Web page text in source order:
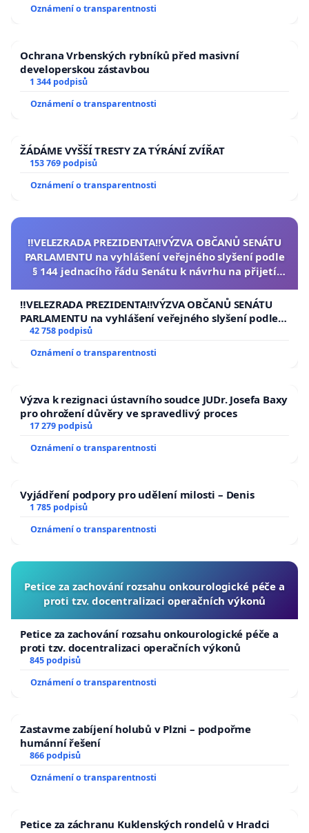
Oznámení o transparentnosti
Ochrana Vrbenských rybníků před masivní
developerskou zástavbou
1 344 podpisů
Oznámení o transparentnosti
ŽÁDÁME VYŠŠÍ TRESTY ZA TÝRÁNÍ ZVÍŘAT
153 769 podpisů
Oznámení o transparentnosti
‼️VELEZRADA PREZIDENTA‼️VÝZVA OBČANŮ SENÁTU
PARLAMENTU na vyhlášení veřejného slyšení podle
§ 144 jednacího řádu Senátu k návrhu na přijetí
republiky
‼️VELEZRADA PREZIDENTA‼️VÝZVA OBČANŮ SENÁTU
PARLAMENTU na vyhlášení veřejného slyšení podle §
144 jednacího řádu Senátu k návrhu na přijetí
republiky
42 758 podpisů
Oznámení o transparentnosti
Výzva k rezignaci ústavního soudce JUDr. Josefa Baxy
pro ohrožení důvěry ve spravedlivý proces
17 279 podpisů
Oznámení o transparentnosti
Vyjádření podpory pro udělení milosti – Denis
1 785 podpisů
Oznámení o transparentnosti
Petice za zachování rozsahu onkourologické péče a
proti tzv. docentralizaci operačních výkonů
Petice za zachování rozsahu onkourologické péče a
proti tzv. docentralizaci operačních výkonů
845 podpisů
Oznámení o transparentnosti
Zastavme zabíjení holubů v Plzni – podpořme
humánní řešení
866 podpisů
Oznámení o transparentnosti
Petice za záchranu Kuklenských rondelů v Hradci